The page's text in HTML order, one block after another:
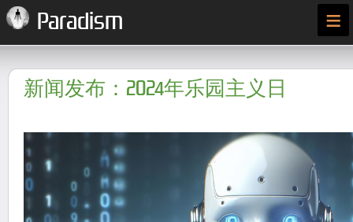
Paradism ≡
新闻发布：2024年乐园主义日